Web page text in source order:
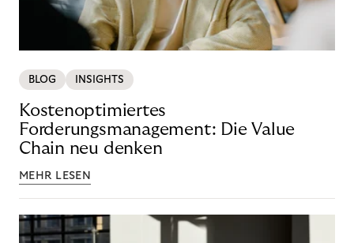
BLOG INSIGHTS
Kostenoptimiertes
Forderungsmanagement: Die Value
Chain neu denken
MEHR LESEN